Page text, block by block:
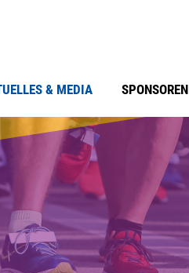
& MEDIA SPONSOREN